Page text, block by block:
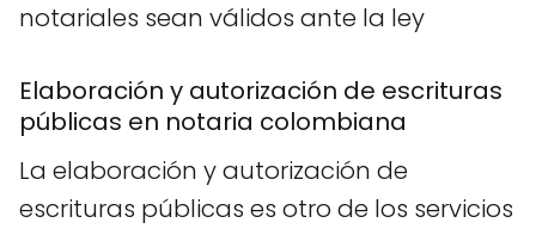
notariales sean válidos ante la ley
Elaboración y autorización de escrituras
públicas en notaria colombiana
La elaboración y autorización de
escrituras públicas es otro de los servicios